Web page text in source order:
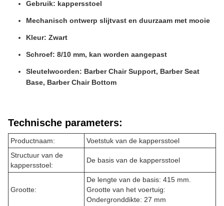
Gebruik: kappersstoel
Mechanisch ontwerp slijtvast en duurzaam met mooie
Kleur: Zwart
Schroef: 8/10 mm, kan worden aangepast
Sleutelwoorden: Barber Chair Support, Barber Seat
Base, Barber Chair Bottom
Technische parameters:
Productnaam:
Voetstuk van de kappersstoel
Structuur van de
kappersstoel:
De basis van de kappersstoel
Grootte:
De lengte van de basis: 415 mm.
Grootte van het voertuig:
Ondergronddikte: 27 mm